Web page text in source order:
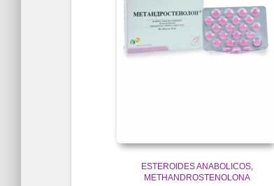
ESTEROIDES ANABOLICOS
METHANDROSTENOLONA